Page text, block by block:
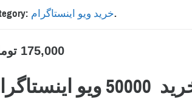
خرید ویو اینستاگرام.
175,000
ویو اینستاگرام